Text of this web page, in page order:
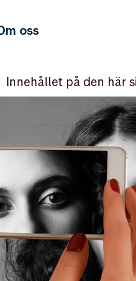
oss
Innehållet på den här